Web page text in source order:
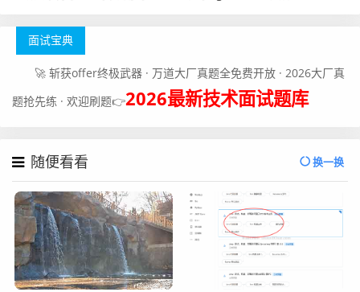
面试宝典
🚀 斩获offer终极武器 · 万道大厂真题全免费开放 · 2026大厂真
题抢先练 · 欢迎刷题👉2026最新技术面试题库
随便看看 换一换